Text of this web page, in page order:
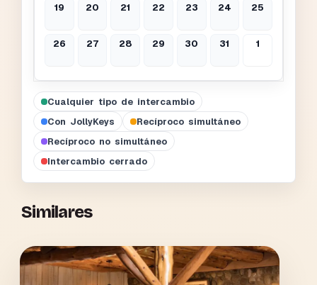
19 20 21 22 23 24 25
26 27 28 29 30 31 1
Cualquier tipo de intercambio
Con JollyKeys
Recíproco simultáneo
Recíproco no simultáneo
Intercambio cerrado
Similares